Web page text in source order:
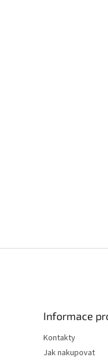
Informace
Kontakty
Jak nakupovat